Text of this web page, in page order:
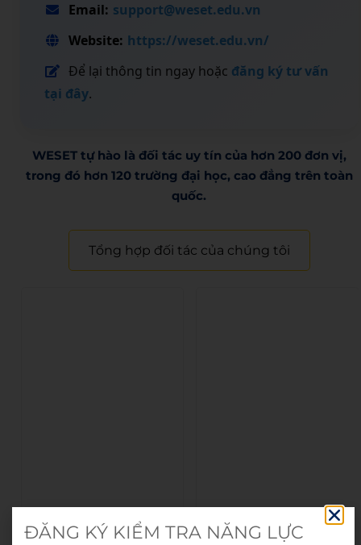
Email: support@weset.edu.vn
Website: https://weset.edu.vn/
Để lại thông tin ngay hoặc đăng ký tư vấn
tại đây.
WESET tự hào là đối tác uy tín của hơn 200 đơn vị,
trong đó hơn 120 trường đại học, cao đẳng trên toàn
quốc.​
Tổng hợp đối tác của chúng tôi
ĐĂNG KÝ KIỂM TRA NĂNG LỰC